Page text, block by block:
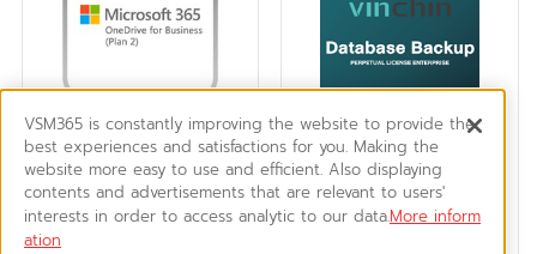
OneDrive for Business
(Plan 2)
Annual Commitment
Vinchin Database Backup
Perpetual License
Enterprise
Per Server
VSM365 is constantly improving the website to provide the
best experiences and satisfactions for you. Making the
website more easy to use and efficient. Also displaying
contents and advertisements that are relevant to users'
interests in order to access analytic to our data.More inform
ation